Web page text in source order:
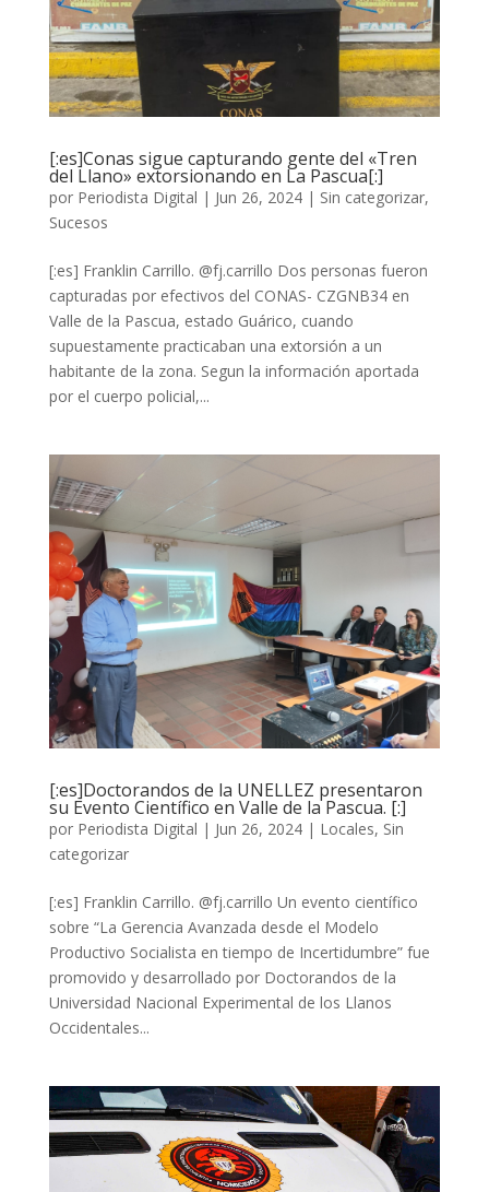
[:es]Conas sigue capturando gente del «Tren
del Llano» extorsionando en La Pascua[:]
por Periodista Digital | Jun 26, 2024| Sin categorizar,
Sucesos
[:es] Franklin Carrillo. @fj.carrillo Dos personas fueron
capturadas por efectivos del CONAS- CZGNB34 en
Valle de la Pascua, estado Guárico, cuando
supuestamente practicaban una extorsión a un
habitante de la zona. Segun la información aportada
por el cuerpo policial,...
[:es]Doctorandos de la UNELLEZ presentaron
su Evento Científico en Valle de la Pascua. [:]
por Periodista Digital | Jun 26, 2024| Locales, Sin
categorizar
[:es] Franklin Carrillo. @fj.carrillo Un evento científico
sobre “La Gerencia Avanzada desde el Modelo
Productivo Socialista en tiempo de Incertidumbre” fue
promovido y desarrollado por Doctorandos de la
Universidad Nacional Experimental de los Llanos
Occidentales...